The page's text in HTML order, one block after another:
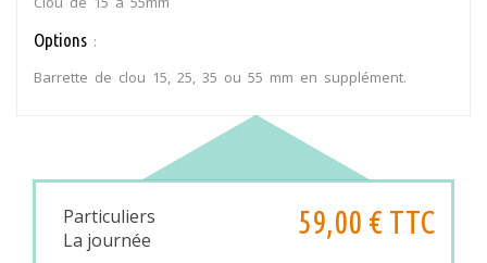
Options :
Barrette de clou 15, 25, 35 ou 55 mm en supplément.
Particuliers
La journée
59,00 € TTC